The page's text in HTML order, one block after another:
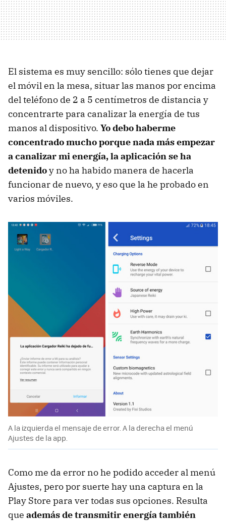
El sistema es muy sencillo: sólo tienes que dejar
el móvil en la mesa, situar las manos por encima
del teléfono de 2 a 5 centímetros de distancia y
concentrarte para canalizar la energía de tus
manos al dispositivo. Yo debo haberme
concentrado mucho porque nada más empezar
a canalizar mi energía, la aplicación se ha
detenidoy no ha habido manera de hacerla
funcionar de nuevo, y eso que la he probado en
varios móviles.
A la izquierda el mensaje de error. A la derecha el menú
Ajustes de la app.
Como me da error no he podido acceder al menú
Ajustes, pero por suerte hay una captura en la
Play Store para ver todas sus opciones. Resulta
que además de transmitir energía también